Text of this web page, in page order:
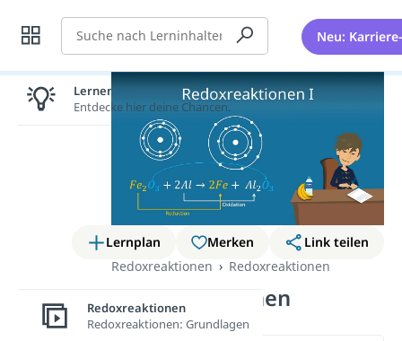
Suche Neu:
Lernplan Merken
Link teilen
Redoxreaktionen
Redoxreaktionen
Redoxreaktionen
Lernen lohnt sich!
Entdecke hier deine Chancen.
Redoxreaktionen
Redoxreaktionen: Grundlagen